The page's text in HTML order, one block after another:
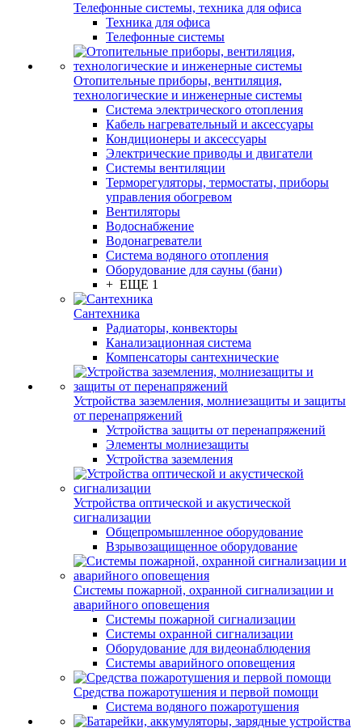
Телефонные системы, техника для офиса
Техника для офиса
Телефонные системы
Отопительные приборы, вентиляция,
технологические и инженерные системы
Система электрического отопления
Кабель нагревательный и аксессуары
Кондиционеры и аксессуары
Электрические приводы и двигатели
Системы вентиляции
Терморегуляторы, термостаты, приборы
управления обогревом
Вентиляторы
Водоснабжение
Водонагреватели
Система водяного отопления
Оборудование для сауны (бани)
+ ЕЩЕ 1
Сантехника
Радиаторы, конвекторы
Канализационная система
Компенсаторы сантехнические
Устройства заземления, молниезащиты и защиты
от перенапряжений
Устройства защиты от перенапряжений
Элементы молниезащиты
Устройства заземления
Устройства оптической и акустической
сигнализации
Общепромышленное оборудование
Взрывозащищенное оборудование
Системы пожарной, охранной сигнализации и
аварийного оповещения
Системы пожарной сигнализации
Системы охранной сигнализации
Оборудование для видеонаблюдения
Системы аварийного оповещения
Средства пожаротушения и первой помощи
Система водяного пожаротушения